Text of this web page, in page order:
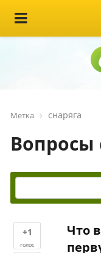
Метка снаряга
Вопросы
+1
голос
Что